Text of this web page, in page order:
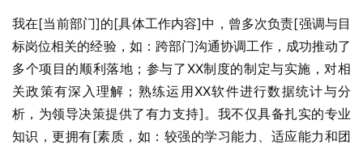
我在[当前部门]的[具体工作内容]中，曾多次负责[强调与目
标岗位相关的经验，如：跨部门沟通协调工作，成功推动了
多个项目的顺利落地；参与了XX制度的制定与实施，对相
关政策有深入理解；熟练运用XX软件进行数据统计与分
析，为领导决策提供了有力支持]。我不仅具备扎实的专业
知识，更拥有[素质，如：较强的学习能力、适应能力和团